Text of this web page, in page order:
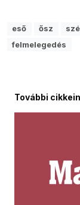
eső ősz
felmelegedés
További